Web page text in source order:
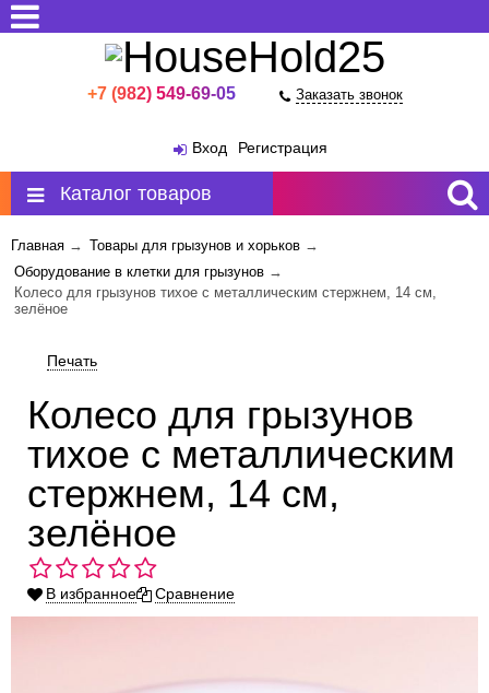
+7 (982) 549-69-05 Заказать звонок
Вход
Регистрация
Каталог товаров
Главная → Товары для грызунов и хорьков →
Оборудование в клетки для грызунов →
Колесо для грызунов тихое с металлическим стержнем, 14 см,
зелёное
Печать
Колесо для грызунов
тихое с металлическим
стержнем, 14 см,
зелёное
В избранное Сравнение